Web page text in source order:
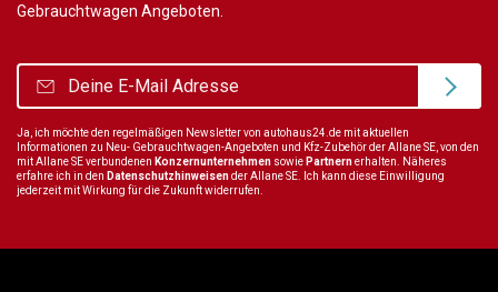
Gebrauchtwagen Angeboten.
Ja, ich möchte den regelmäßigen Newsletter von autohaus24.de mit aktuellen
Informationen zu Neu- Gebrauchtwagen-Angeboten und Kfz-Zubehör der Allane SE, von den
mit Allane SE verbundenen Konzernunternehmen sowie Partnernerhalten. Näheres
erfahre ich in den Datenschutzhinweisender Allane SE. Ich kann diese Einwilligung
jederzeit mit Wirkung für die Zukunft widerrufen.